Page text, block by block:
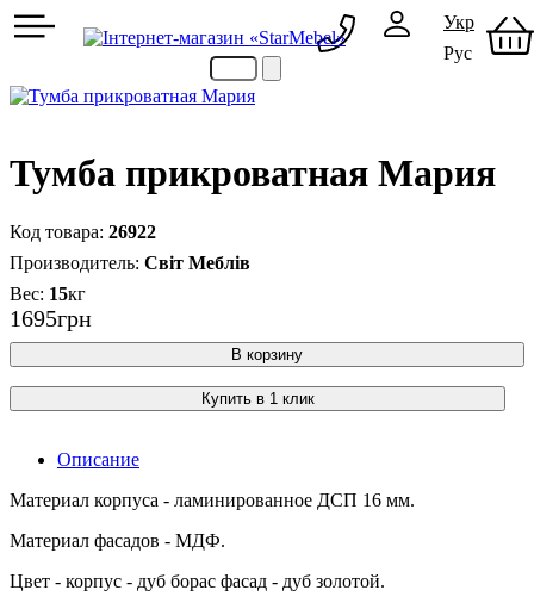
Тумба прикроватная Мария
26922
Світ Меблів
15кг
1695грн
В корзину
Купить в 1 клик
Описание
Материал корпуса - ламинированное ДСП 16 мм.
Материал фасадов - МДФ.
Цвет - корпус - дуб борас фасад - дуб золотой.
Укр
Рус